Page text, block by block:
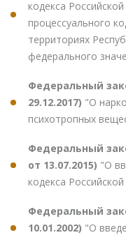
кодекса
процессуального
территориях
федерального
Федеральный
29.12.2017) "О
психотропных
Федеральный
от 13.07.2015) "О
кодекса
Федеральный
10.01.2002) "О